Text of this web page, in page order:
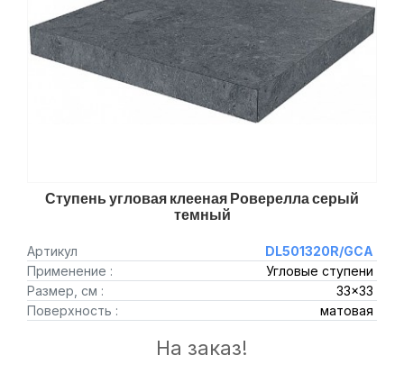
Ступень угловая клееная Роверелла серый
темный
Артикул
DL501320R/GCA
Применение :
Угловые ступени
Размер, см :
33x33
Поверхность :
матовая
На заказ!